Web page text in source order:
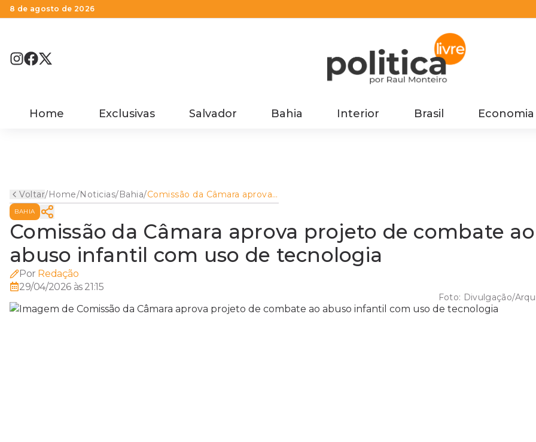
8 de agosto de 2026
Home Exclusivas Salvador Bahia Interior Brasil Economia
Voltar/Home/Noticias/Bahia/Comissão da Câmara aprova
projeto de combate ao
tecnologia
BAHIA
Comissão da Câmara aprova projeto de combate ao
abuso infantil com uso de tecnologia
Por Redação
29/04/2026 às 21:15
Foto: Divulgação/